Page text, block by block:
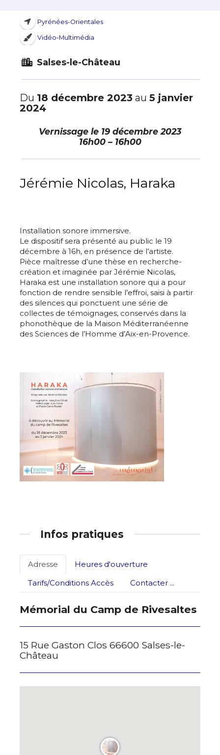
Adresse email*
J'accepte lestermes et conditions
Adresse email*
Nom
Statut / Organisation
J'accepte les
Pyrénées-Orientales
Vidéo-Multimédia
Salses-le-Château
Du 18 décembre 2023 au 5 janvier
2024
Vernissage le 19 décembre 2023
16h00 – 16h00
Jérémie Nicolas, Haraka
Installation sonore immersive.
Le dispositif sera présenté au public le 19
décembre à 16h, en présence de l’artiste.
Pièce maîtresse d’une thèse en recherche-
création et imaginée par Jérémie Nicolas,
Haraka est une installation sonore qui a pour
fonction de rendre sensible l’effroi, saisi à partir
des silences qui ponctuent une série de
collectes de témoignages, conservés dans la
phonothèque de la Maison Méditerranéenne
des Sciences de l’Homme d’Aix-en-Provence.
Infos pratiques
Adresse
Heures d'ouverture
Tarifs/Conditions Accès
Contacter ...
Mémorial du Camp de Rivesaltes
15 Rue Gaston Clos 66600 Salses-le-
Château